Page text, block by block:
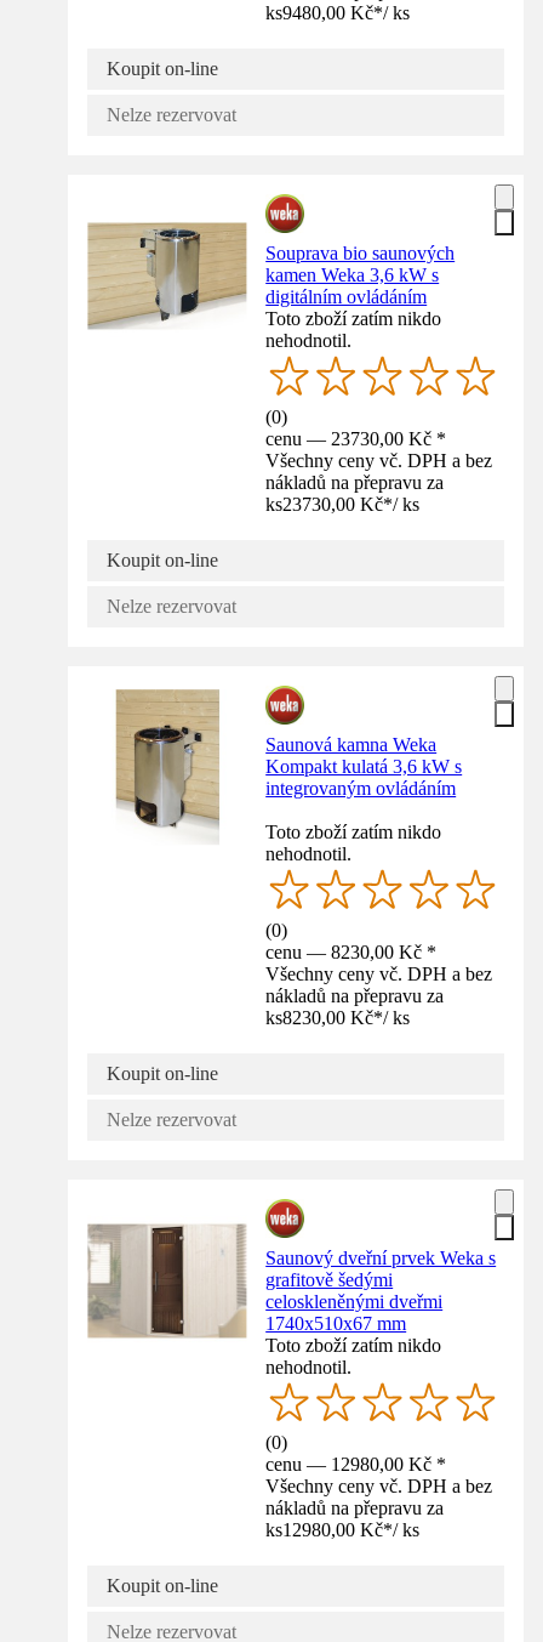
ks9480,00 Kč*/ ks
Koupit on-line
Nelze rezervovat
Souprava bio saunových
kamen Weka 3,6 kW s
digitálním ovládáním
Toto zboží zatím nikdo
nehodnotil.
(0)
cenu — 23730,00 Kč *
Všechny ceny vč. DPH a bez
nákladů na přepravu za
ks23730,00 Kč*/ ks
Koupit on-line
Nelze rezervovat
Saunová kamna Weka
Kompakt kulatá 3,6 kW s
integrovaným ovládáním
Toto zboží zatím nikdo
nehodnotil.
(0)
cenu — 8230,00 Kč *
Všechny ceny vč. DPH a bez
nákladů na přepravu za
ks8230,00 Kč*/ ks
Koupit on-line
Nelze rezervovat
Saunový dveřní prvek Weka s
grafitově šedými
celoskleněnými dveřmi
1740x510x67 mm
Toto zboží zatím nikdo
nehodnotil.
(0)
cenu — 12980,00 Kč *
Všechny ceny vč. DPH a bez
nákladů na přepravu za
ks12980,00 Kč*/ ks
Koupit on-line
Nelze rezervovat